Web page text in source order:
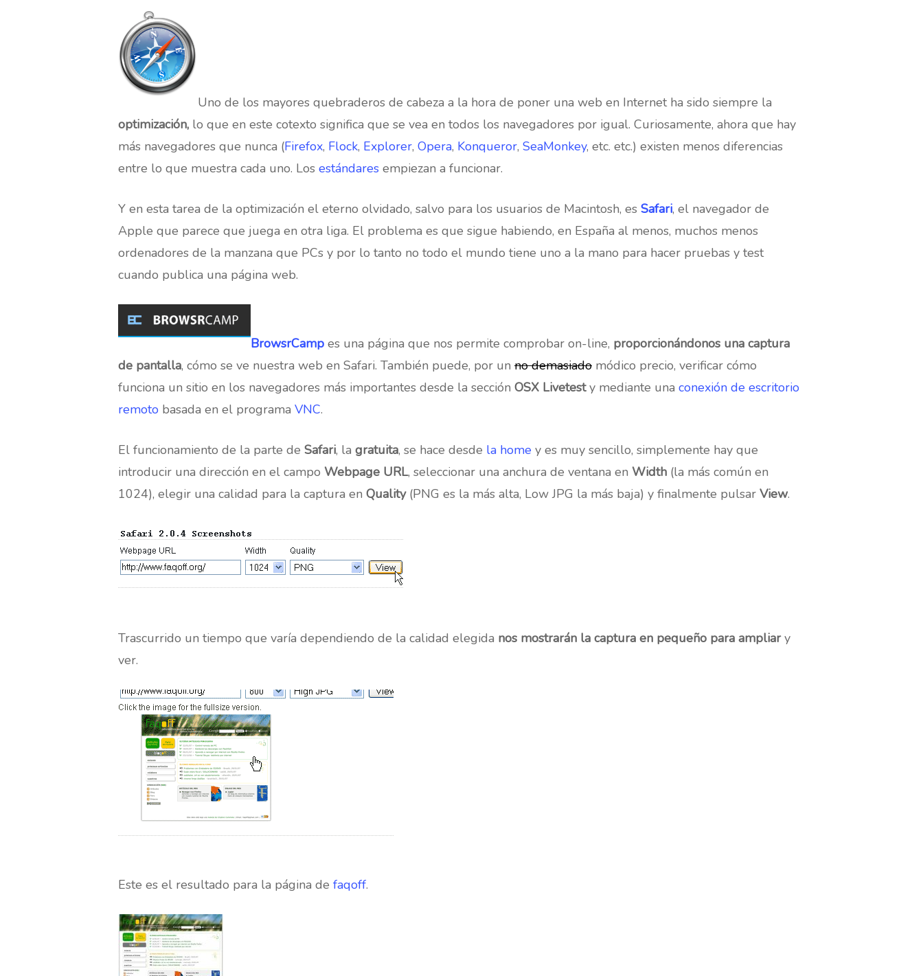
Hit enter to search or ESC to close
Uno de los mayores quebraderos de cabeza a la hora de poner una web en Internet ha sido siempre la
optimización, lo que en este cotexto significa que se vea en todos los navegadores por igual. Curiosamente, ahora que hay
más navegadores que nunca (Firefox, Flock, Explorer, Opera, Konqueror, SeaMonkey, etc. etc.) existen menos diferencias
entre lo que muestra cada uno. Los estándares empiezan a funcionar.
Y en esta tarea de la optimización el eterno olvidado, salvo para los usuarios de Macintosh, es Safari, el navegador de
Apple que parece que juega en otra liga. El problema es que sigue habiendo, en España al menos, muchos menos
ordenadores de la manzana que PCs y por lo tanto no todo el mundo tiene uno a la mano para hacer pruebas y test
cuando publica una página web.
BrowsrCamp es una página que nos permite comprobar on-line, proporcionándonos una captura
de pantalla, cómo se ve nuestra web en Safari. También puede, por un no demasiado módico precio, verificar cómo
funciona un sitio en los navegadores más importantes desde la sección OSX Livetesty mediante una conexión de escritorio
remoto basada en el programa VNC.
El funcionamiento de la parte de Safari, la gratuita, se hace desde la home y es muy sencillo, simplemente hay que
introducir una dirección en el campo Webpage URL, seleccionar una anchura de ventana en Width (la más común en
1024), elegir una calidad para la captura en Quality(PNG es la más alta, Low JPG la más baja) y finalmente pulsar View.
Trascurrido un tiempo que varía dependiendo de la calidad elegida nos mostrarán la captura en pequeño para ampliary
ver.
Este es el resultado para la página de faqoff.